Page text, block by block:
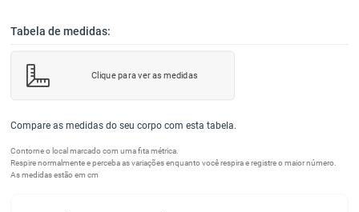
Tabela de medidas:
Clique para ver as medidas
Compare as medidas do seu corpo com esta tabela.
Contorne o local marcado com uma fita métrica.
Respire normalmente e perceba as variações enquanto você respira e registre o maior número.
As medidas estão em cm